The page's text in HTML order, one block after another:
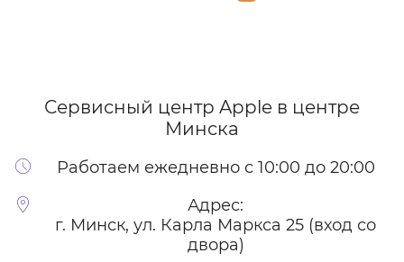
Сервисный центр Apple в центре
Минска
Работаем ежедневно с 10:00 до 20:00
Адрес:
г. Минск, ул. Карла Маркса 25 (вход со
двора)